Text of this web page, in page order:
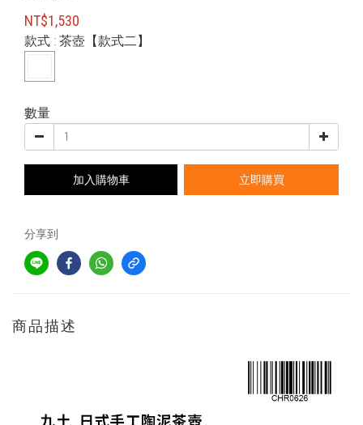
NT$1,530
款式 : 茶壺【款式二】
數量
加入購物車 立即購買
分享到
商品描述